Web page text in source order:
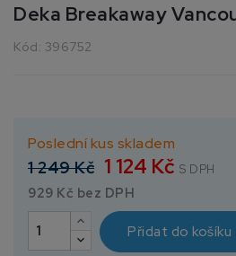
Deka Breakaway
Kód: 396752
Poslední kus skladem
1 249 Kč 1 124 Kč S DPH
929 Kč bez DPH
Přidat do košíku